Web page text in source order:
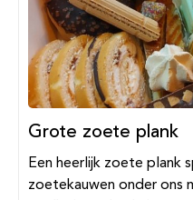
Grote zoete plank
Een heerlijk zoete plank
zoetekauwen onder ons